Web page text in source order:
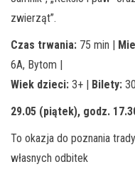
zwierząt”.
Czas trwania: 75 min |
6A, Bytom |
Wiek dzieci: 3+ | Bilety:
29.05 (piątek), godz.
To okazja do poznania
własnych odbitek